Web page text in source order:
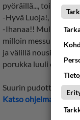
pyöräillä..., toimittaja
-Hyvä Luoja!,
Hanna
-Ihanaa!! Mulla tulee
milloin messuilla
ja välillä nousin
porukka luuli että
Suurin pudottaja
Katso ohjelma-ajat